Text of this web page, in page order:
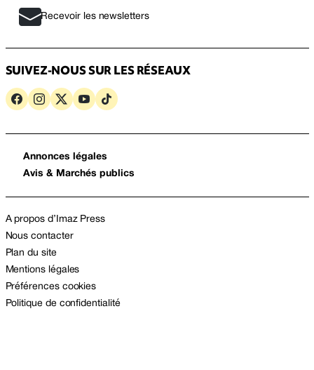
Recevoir les newsletters
SUIVEZ-NOUS SUR LES RÉSEAUX
Annonces légales
Avis & Marchés publics
A propos d’Imaz Press
Nous contacter
Plan du site
Mentions légales
Préférences cookies
Politique de confidentialité